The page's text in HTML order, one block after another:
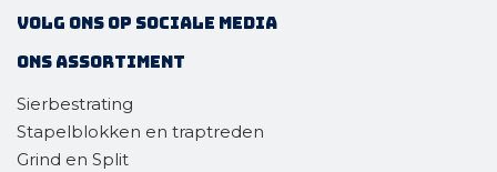
Volg ons op sociale media
Ons assortiment
Sierbestrating
Stapelblokken en traptreden
Grind en Split